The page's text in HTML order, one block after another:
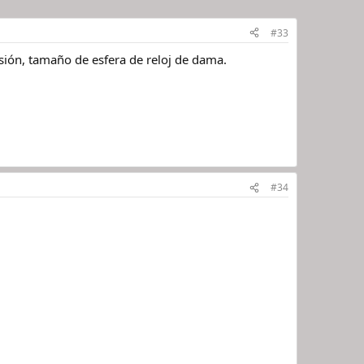
#33
tamaño de esfera de reloj de dama.
#34